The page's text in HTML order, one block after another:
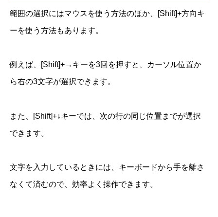
範囲の選択にはマウスを使う方法のほか、[Shift]+方向キ
ーを使う方法もあります。
例えば、[Shift]+→キーを3回を押すと、カーソル位置か
ら右の3文字が選択できます。
また、[Shift]+↓キーでは、次の行の同じ位置までが選択
できます。
文字を入力しているときには、キーボードから手を離さ
なくて済むので、効率よく操作できます。